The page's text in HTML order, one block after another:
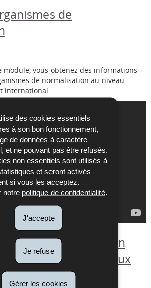
des cookies essentiels
à son bon fonctionnement,
de données à caractère
et ne pouvant pas être refusés.
non essentiels sont utilisés à
et seront activés
si vous les acceptez.
notre politique de confidentialité.
J'accepte
Je refuse
Gérer les cookies
de
module, vous obtenez des informations
de normalisation au niveau
international.
de l'utilisation
de la participation aux